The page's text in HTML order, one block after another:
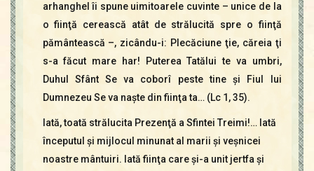
arhanghel îi spune uimitoarele cuvinte – unice de la
o fiinţă cerească atât de strălucită spre o fiinţă
pământească –, zicându-i: Plecăciune ţie, căreia ţi
s-a făcut mare har! Puterea Tatălui te va umbri,
Duhul Sfânt Se va coborî peste tine şi Fiul lui
Dumnezeu Se va naşte din fiinţa ta… (Lc 1, 35).
Iată, toată strălucita Prezenţă a Sfintei Treimi!… Iată
începutul şi mijlocul minunat al marii şi veşnicei
noastre mântuiri. Iată fiinţa care şi-a unit jertfa şi